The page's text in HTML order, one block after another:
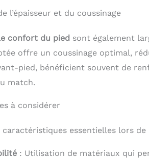
l’épaisseur et du coussinage
confort du pied sont également
offre un coussinage optimal,
pied, bénéficient souvent de
match.
à considérer
caractéristiques essentielles lors de
: Utilisation de matériaux qui